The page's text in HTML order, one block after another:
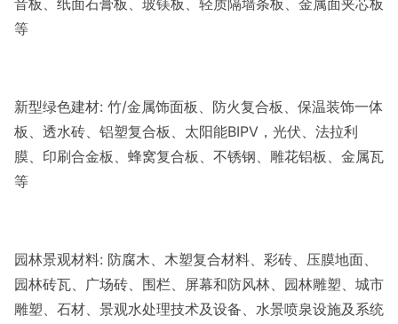
音板、纸面石膏板、玻镁板、轻质隔墙条板、金属面夹芯板
等
新型绿色建材: 竹/金属饰面板、防火复合板、保温装饰一体
板、透水砖、铝塑复合板、太阳能BIPV，光伏、法拉利
膜、印刷合金板、蜂窝复合板、不锈钢、雕花铝板、金属瓦
等
园林景观材料: 防腐木、木塑复合材料、彩砖、压膜地面、
园林砖瓦、广场砖、围栏、屏幕和防风林、园林雕塑、城市
雕塑、石材、景观水处理技术及设备、水景喷泉设施及系统